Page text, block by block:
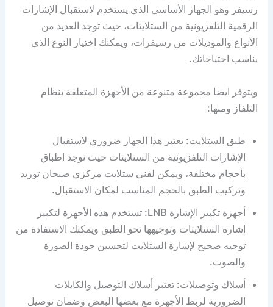
رسيفر وهو الجهاز الأساسي الذي يستخدم لاستقبال الإشارات
الرقمية التلفزيونية من الستلايتات، حيث توجد العديد من
الأنواع والموديلات من رسيفرات، ويمكنك اختيار النوع الذي
يناسب احتياجاتك.
ويتوفر ايضا مجموعة متنوعة من الأجهزة المتعلقة بنظام
التلفاز ومنها:
طبق الستلايت: يعتبر هذا الجهاز ضروري لاستقبال
الإشارات التلفزيونية من الستلايتات حيث توجد اطباق
بأحجام مختلفة، ويمكن لفني ستلايت مركزي صبحان توريد
وتركيب الطبق بالحجم المناسب لمكان الاستقبال.
أجهزة تكبير الإشارة LNB: تستخدم هذه الأجهزة لتكبير
إشارة الستلايتات وتوجيهها نحو الطبق ويمكنك الاستفادة من
توجيه صحيح لإشارة الستلايت لتحسين جودة الصورة
والصوت.
أسلاك وتوصيلات: تعتبر أسلاك التوصيل والكابلات
الضرورية لربط الأجهزة مع بعضها البعض وضمان توصيل